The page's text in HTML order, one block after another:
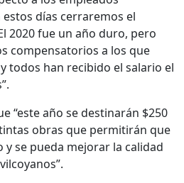
estos días cerraremos el
2020 fue un año duro, pero
compensatorios a los que
todos han recibido el salario el
“este año se destinarán $250
obras que permitirán que
y se pueda mejorar la calidad